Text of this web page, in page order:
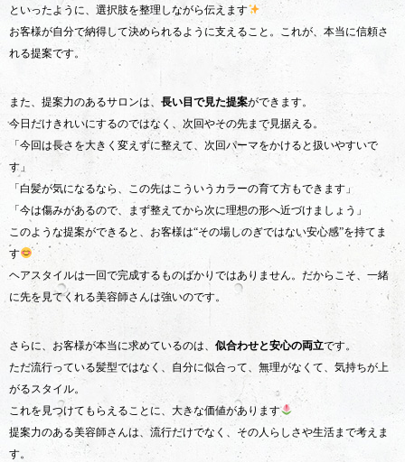
といったように、選択肢を整理しながら伝えます
お客様が自分で納得して決められるように支えること。これが、本当に信頼さ
れる提案です。
また、提案力のあるサロンは、 長い目で見た提案ができます。
今日だけきれいにするのではなく、次回やその先まで見据える。
「今回は長さを大きく変えずに整えて、次回パーマをかけると扱いやすいで
す」
「白髪が気になるなら、この先はこういうカラーの育て方もできます」
「今は傷みがあるので、まず整えてから次に理想の形へ近づけましょう」
このような提案ができると、お客様は“その場しのぎではない安心感”を持てま
す
ヘアスタイルは一回で完成するものばかりではありません。だからこそ、一緒
に先を見てくれる美容師さんは強いのです。
さらに、お客様が本当に求めているのは、 似合わせと安心の両立です。
ただ流行っている髪型ではなく、自分に似合って、無理がなくて、気持ちが上
がるスタイル。
これを見つけてもらえることに、大きな価値があります
提案力のある美容師さんは、流行だけでなく、その人らしさや生活まで考えま
す。